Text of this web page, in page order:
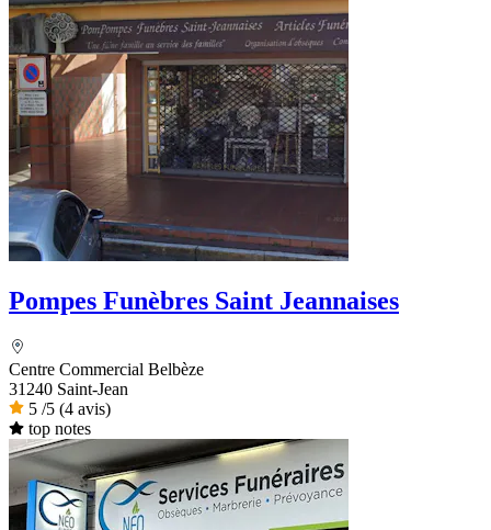
Pompes Funèbres Saint Jeannaises
Centre Commercial Belbèze
31240 Saint-Jean
5 /5 (4 avis)
top notes